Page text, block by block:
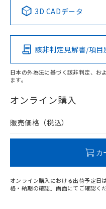
Pb Hg
O
在庫等で未対応品が混在
問い合わせください。
この製
その他の認証はこ
3D CADデータ
該非判定見解書/項目
日本の外為法に基づく該非判定、お
ます。
オンライン購入
販売価格（税込）
カ
オンライン購入における出荷予定日
格・納期の確認」画面にてご確認くだ